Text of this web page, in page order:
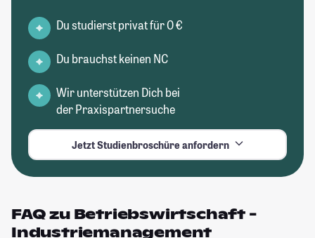
Du studierst privat für 0 €
Du brauchst keinen NC
Wir unterstützen Dich bei
der Praxispartnersuche
Jetzt Studienbroschüre anfordern
FAQ zu Betriebswirtschaft -
Industriemanagement